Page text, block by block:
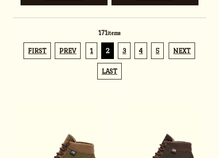
171items
FIRST PREV 1 2 3 4 5 NEXT
LAST